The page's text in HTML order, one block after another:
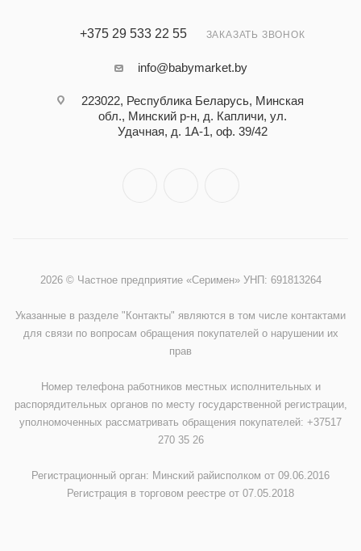
+375 29 533 22 55 ЗАКАЗАТЬ ЗВОНОК
info@babymarket.by
223022, Республика Беларусь, Минская
обл., Минский р-н, д. Капличи, ул.
Удачная, д. 1А-1, оф. 39/42
2026 © Частное предприятие «Серимен» УНП: 691813264
Указанные в разделе "Контакты" являются в том числе контактами
для связи по вопросам обращения покупателей о нарушении их
прав
Номер телефона работников местных исполнительных и
распорядительных органов по месту государственной регистрации,
уполномоченных рассматривать обращения покупателей: +37517
270 35 26
Регистрационный орган: Минский райисполком от 09.06.2016
Регистрация в торговом реестре от 07.05.2018